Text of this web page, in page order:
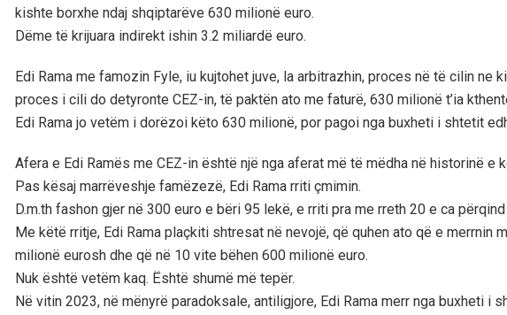
kishte borxhe ndaj shqiptarëve 630 milionë euro.
Dëme të krijuara indirekt ishin 3.2 miliardë euro.
Edi Rama me famozin Fyle, iu kujtohet juve, la arbitrazhin, proces në të cilin ne
proces i cili do detyronte CEZ-in, të paktën ato me faturë, 630 milionë t’ia
Edi Rama jo vetëm i dorëzoi këto 630 milionë, por pagoi nga buxheti i shtetit
Afera e Edi Ramës me CEZ-in është një nga aferat më të mëdha në historinë e
Pas kësaj marrëveshje famëzezë, Edi Rama rriti çmimin.
D.m.th fashon gjer në 300 euro e bëri 95 lekë, e rriti pra me rreth 20 e ca
Me këtë rritje, Edi Rama plaçkiti shtresat në nevojë, që quhen ato që e merrnin
milionë eurosh dhe që në 10 vite bëhen 600 milionë euro.
Nuk është vetëm kaq. Është shumë më tepër.
Në vitin 2023, në mënyrë paradoksale, antiligjore, Edi Rama merr nga buxheti i